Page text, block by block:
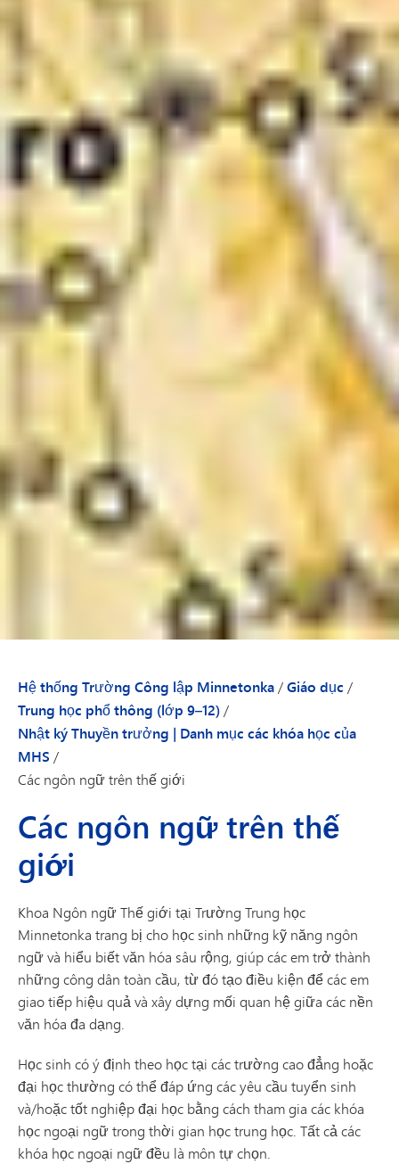
Hệ thống Trường Công lập Minnetonka/Giáo dục /
Trung học phổ thông (lớp 9–12)/
Nhật ký Thuyền trưởng | Danh mục các khóa học của
MHS /
Các ngôn ngữ trên thế giới
Các ngôn ngữ trên thế
giới
Khoa Ngôn ngữ Thế giới tại Trường Trung học
Minnetonka trang bị cho học sinh những kỹ năng ngôn
ngữ và hiểu biết văn hóa sâu rộng, giúp các em trở thành
những công dân toàn cầu, từ đó tạo điều kiện để các em
giao tiếp hiệu quả và xây dựng mối quan hệ giữa các nền
văn hóa đa dạng.
Học sinh có ý định theo học tại các trường cao đẳng hoặc
đại học thường có thể đáp ứng các yêu cầu tuyển sinh
và/hoặc tốt nghiệp đại học bằng cách tham gia các khóa
học ngoại ngữ trong thời gian học trung học. Tất cả các
khóa học ngoại ngữ đều là môn tự chọn.